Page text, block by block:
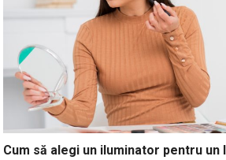
Cum să alegi un iluminator pentru un